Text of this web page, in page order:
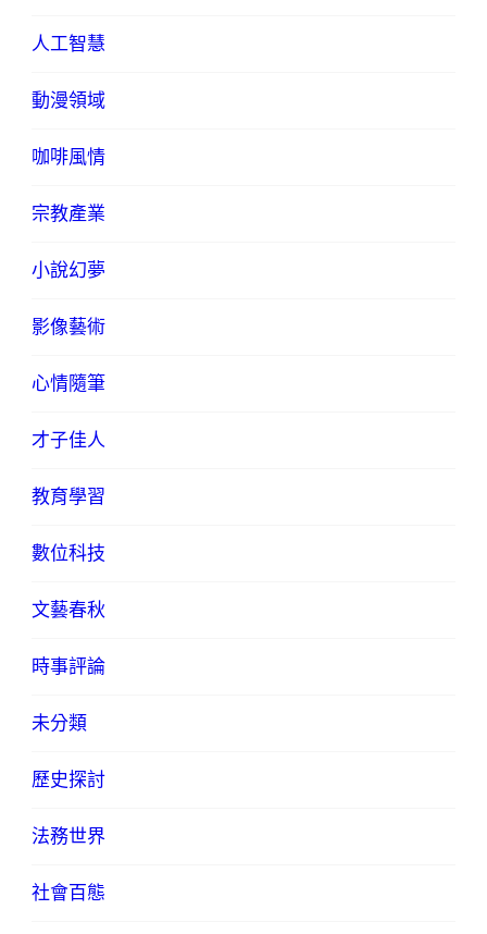
人工智慧
動漫領域
咖啡風情
宗教產業
小說幻夢
影像藝術
心情隨筆
才子佳人
教育學習
數位科技
文藝春秋
時事評論
未分類
歷史探討
法務世界
社會百態